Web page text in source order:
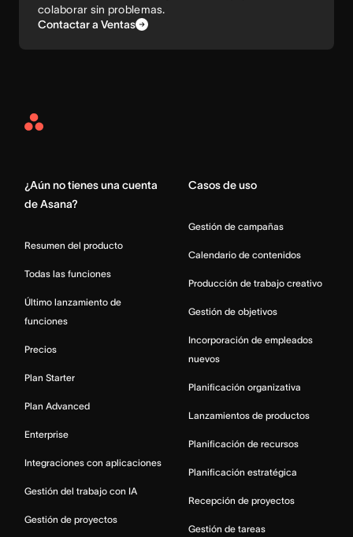
colaborar sin problemas.
Contactar a Ventas
Asana
¿Aún no tienes una cuenta
de Asana?
Resumen del producto
Todas las funciones
Último lanzamiento de
funciones
Precios
Plan Starter
Plan Advanced
Enterprise
Integraciones con aplicaciones
Gestión del trabajo con IA
Gestión de proyectos
Casos de uso
Gestión de campañas
Calendario de contenidos
Producción de trabajo creativo
Gestión de objetivos
Incorporación de empleados
nuevos
Planificación organizativa
Lanzamientos de productos
Planificación de recursos
Planificación estratégica
Recepción de proyectos
Gestión de tareas